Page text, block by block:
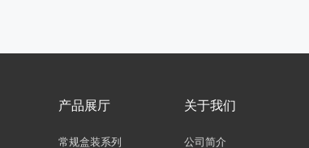
产品展厅
常规盒装系列
关于我们
公司简介